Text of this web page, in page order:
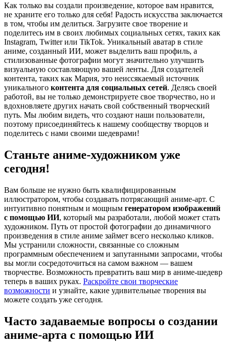
Как только вы создали произведение, которое вам нравится,
не храните его только для себя! Радость искусства заключается
в том, чтобы им делиться. Загрузите свое творение и
поделитесь им в своих любимых социальных сетях, таких как
Instagram, Twitter или TikTok. Уникальный аватар в стиле
аниме, созданный ИИ, может выделить ваш профиль, а
стилизованные фотографии могут значительно улучшить
визуальную составляющую вашей ленты. Для создателей
контента, таких как Мария, это неиссякаемый источник
уникального контента для социальных сетей. Делясь своей
работой, вы не только демонстрируете свое творчество, но и
вдохновляете других начать свой собственный творческий
путь. Мы любим видеть, что создают наши пользователи,
поэтому присоединяйтесь к нашему сообществу творцов и
поделитесь с нами своими шедеврами!
Станьте аниме-художником уже
сегодня!
Вам больше не нужно быть квалифицированным
иллюстратором, чтобы создавать потрясающий аниме-арт. С
интуитивно понятным и мощным генератором изображений
с помощью ИИ, который мы разработали, любой может стать
художником. Путь от простой фотографии до динамичного
произведения в стиле аниме займет всего несколько кликов.
Мы устранили сложности, связанные со сложным
программным обеспечением и запутанными запросами, чтобы
вы могли сосредоточиться на самом важном — вашем
творчестве. Возможность превратить ваш мир в аниме-шедевр
теперь в ваших руках. Раскройте свои творческие
возможности и узнайте, какие удивительные творения вы
можете создать уже сегодня.
Часто задаваемые вопросы о создании
аниме-арта с помощью ИИ